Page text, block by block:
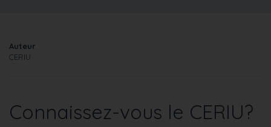
Auteur
CERIU
Connaissez-vous le CERIU?